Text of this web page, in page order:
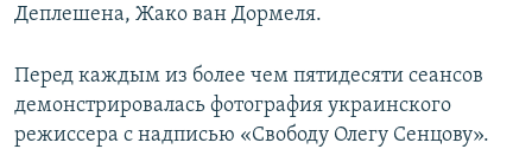
Деплешена, Жако ван Дормеля.
Перед каждым из более чем пятидесяти сеансов
демонстрировалась фотография украинского
режиссера с надписью «Свободу Олегу Сенцову».